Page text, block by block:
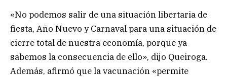
«No podemos salir de una situación libertaria de
fiesta, Año Nuevo y Carnaval para una situación de
cierre total de nuestra economía, porque ya
sabemos la consecuencia de ello», dijo Queiroga.
Además, afirmó que la vacunación «permite